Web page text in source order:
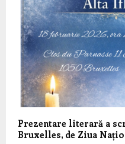
Prezentare literară a
Bruxelles, de Ziua